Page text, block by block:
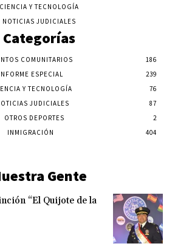
CIENCIA Y TECNOLOGÍA
NOTICIAS JUDICIALES
Categorías
COMUNITARIOS
186
ESPECIAL
239
Y TECNOLOGÍA
76
JUDICIALES
87
OTROS DEPORTES
2
INMIGRACIÓN
404
Gente
“El Quijote de la